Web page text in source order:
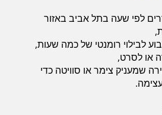
לפי שעה בתל אביב באזור
לבילוי רומנטי של כמה שעות,
או לסרט,
שמעניק צימר או סוויטה כדי